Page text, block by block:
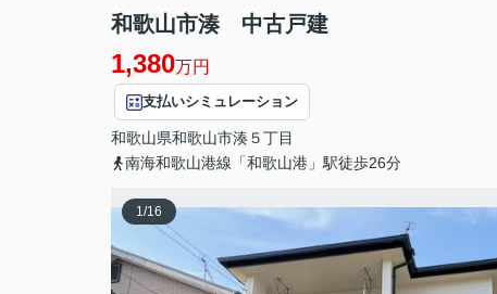
和歌山市湊 中古戸建
1,380万円
支払いシミュレーション
和歌山県和歌山市湊５丁目
南海和歌山港線「和歌山港」駅徒歩26分
1/16